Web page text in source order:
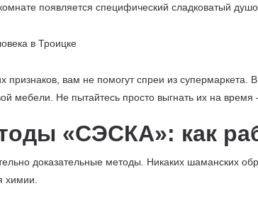
появляется специфический сладковатый
признаков, вам не помогут спреи из супермаркета.
мебели. Не пытайтесь просто выгнать их на
«СЭСКА»: как
доказательные методы. Никаких шаманских
химии.